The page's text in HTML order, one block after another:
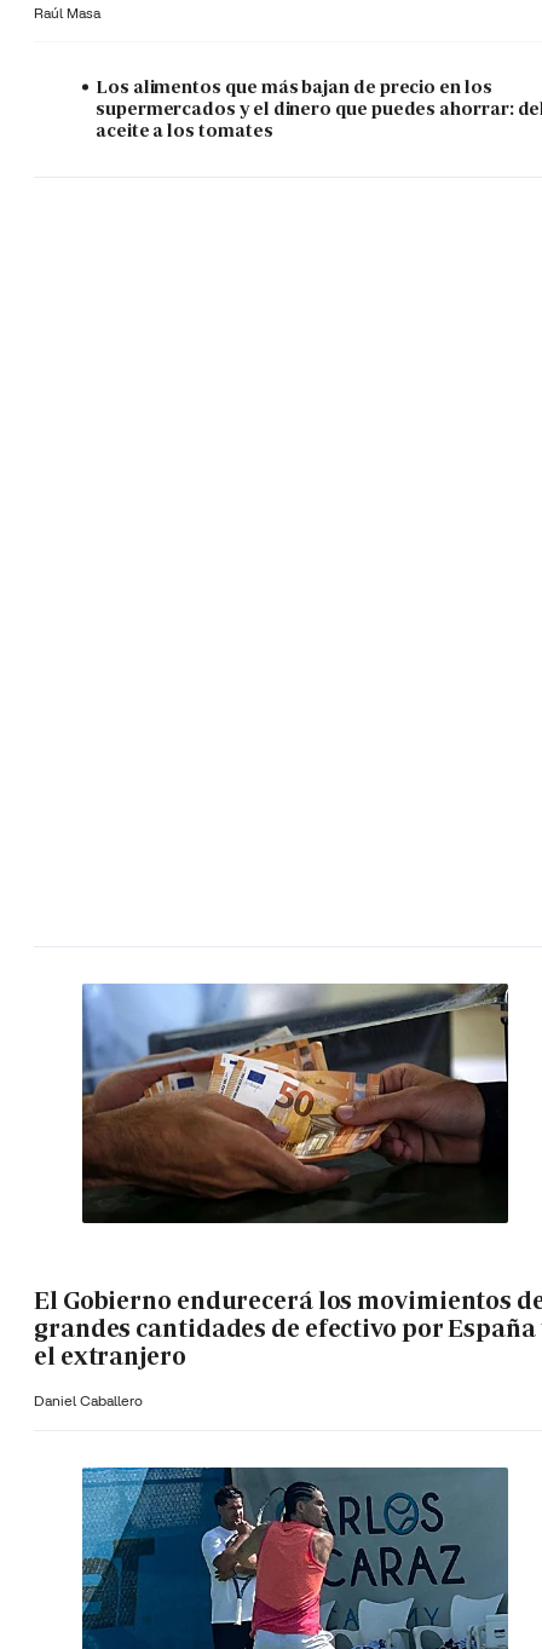
Raúl Masa
Los alimentos que más bajan de precio en los
supermercados y el dinero que puedes ahorrar:
aceite a los tomates
El Gobierno endurecerá los movimientos
grandes cantidades de efectivo por España
el extranjero
Daniel Caballero